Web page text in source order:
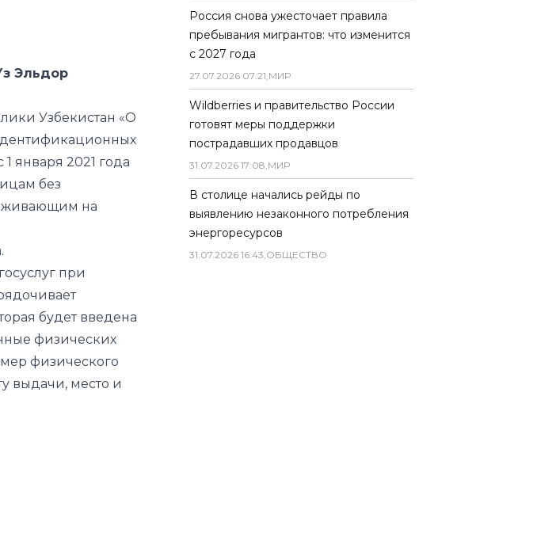
Эльдор
Узбекистан «О
января 2021 года
без
на
при
будет введена
физических
физического
выдачи, место и
Россия снова ужесточает правила
пребывания мигрантов: что изменится
с 2027 года
27.07.2026 07:21,МИР
Wildberries и правительство России
готовят меры поддержки
пострадавших продавцов
31.07.2026 17:08,МИР
В столице начались рейды по
выявлению незаконного потребления
энергоресурсов
31.07.2026 16:43,ОБЩЕСТВО